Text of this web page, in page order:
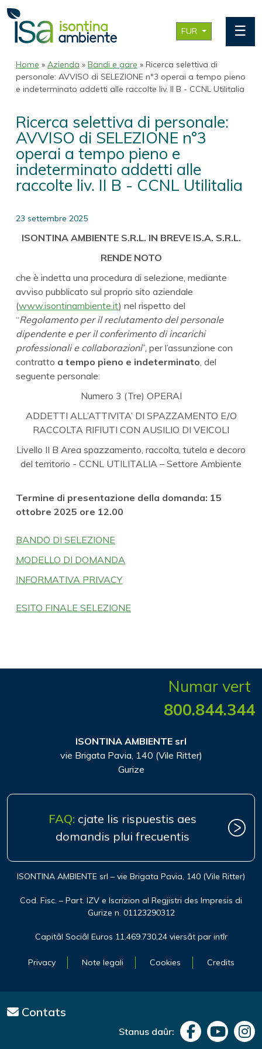
FUR ☰
Home » Azienda » Bandi e gare » Ricerca selettiva di
personale: AVVISO di SELEZIONE n°3 operai a tempo pieno
e indeterminato addetti alle raccolte liv. II B - CCNL Utilitalia
Ricerca selettiva di personale:
AVVISO di SELEZIONE n°3
operai a tempo pieno e
indeterminato addetti alle
raccolte liv. II B - CCNL Utilitalia
23 settembre 2025
ISONTINA AMBIENTE S.R.L. IN BREVE IS.A. S.R.L.
RENDE NOTO
che è indetta una procedura di selezione, mediante
avviso pubblicato sul proprio sito aziendale
(www.isontinambiente.it) nel rispetto del
“Regolamento per il reclutamento del personale
dipendente e per il conferimento di incarichi
professionali e collaborazioni”, per l’assunzione con
contratto a tempo pieno e indeterminato , del
seguente personale:
Numero 3 (Tre) OPERAI
ADDETTI ALL’ATTIVITA’ DI SPAZZAMENTO E/O
RACCOLTA RIFIUTI CON AUSILIO DI VEICOLI
Livello II B Area spazzamento, raccolta, tutela e decoro
del territorio - CCNL UTILITALIA – Settore Ambiente
Termine di presentazione della domanda: 15
ottobre 2025 ore 12.00
BANDO DI SELEZIONE
MODELLO DI DOMANDA
INFORMATIVA PRIVACY
ESITO FINALE SELEZIONE
Numar vert
800.844.344
ISONTINA AMBIENTE srl
vie Brigata Pavia, 140 (Vile Ritter)
Gurize
FAQ: cjate lis rispuestis aes
domandis plui frecuentis
ISONTINA AMBIENTE srl – vie Brigata Pavia, 140 (Vile Ritter)
Cod. Fisc. – Part. IZV e Iscrizion al Regjistri des Impresis di
Gurize n. 01123290312
Capitâl Sociâl Euros 11.469.730,24 viersât par intîr
Privacy Note legali Cookies Credits
Contats
Stanus daûr: